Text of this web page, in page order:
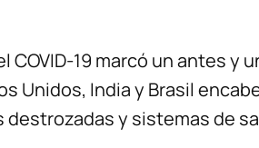
COVID-19 marcó un antes y
Unidos, India y Brasil
destrozadas y sistemas de